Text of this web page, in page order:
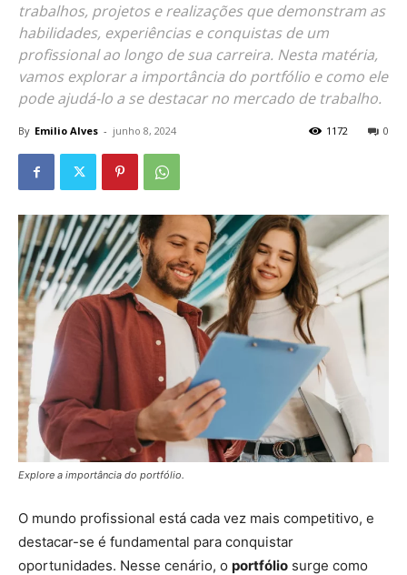
trabalhos, projetos e realizações que demonstram as
habilidades, experiências e conquistas de um
profissional ao longo de sua carreira. Nesta matéria,
vamos explorar a importância do portfólio e como ele
pode ajudá-lo a se destacar no mercado de trabalho.
By Emilio Alves - junho 8, 2024 0
1172
Explore a importância do portfólio.
O mundo profissional está cada vez mais competitivo, e
destacar-se é fundamental para conquistar
oportunidades. Nesse cenário, o portfólio surge como